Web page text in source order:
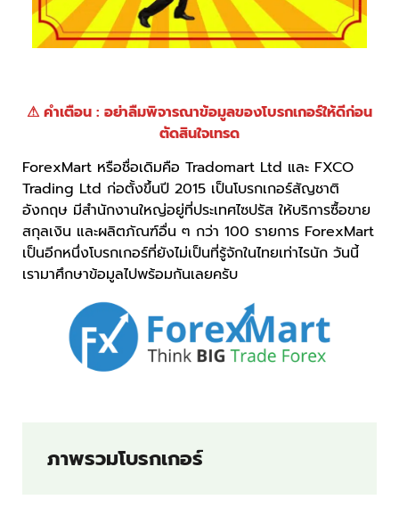
⚠ คำเตือน : อย่าลืมพิจารณาข้อมูลของโบรกเกอร์ให้ดีก่อน
ตัดสินใจเทรด
ForexMart หรือชื่อเดิมคือ Tradomart Ltd และ FXCO
Trading Ltd ก่อตั้งขึ้นปี 2015 เป็นโบรกเกอร์สัญชาติ
อังกฤษ มีสำนักงานใหญ่อยู่ที่ประเทศไซปรัส ให้บริการซื้อขาย
สกุลเงิน และผลิตภัณฑ์อื่น ๆ กว่า 100 รายการ ForexMart
เป็นอีกหนึ่งโบรกเกอร์ที่ยังไม่เป็นที่รู้จักในไทยเท่าไรนัก วันนี้
เรามาศึกษาข้อมูลไปพร้อมกันเลยครับ
ภาพรวมโบรกเกอร์